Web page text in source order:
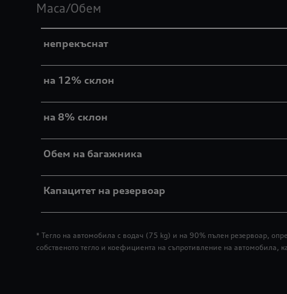
Маса/Обем
непрекъснат
на 12% склон
на 8% склон
Обем на багажника
Капацитет на резервоар
* Тегло на автомобила с водач (75 kg) и на 90% пълен резервоар,
собственото тегло и коефициента на съпротивление на автомобила,